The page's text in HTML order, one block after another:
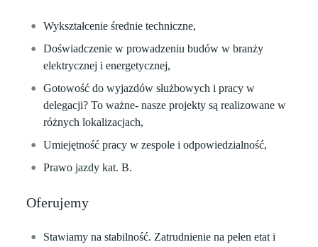
Wykształcenie średnie techniczne,
Doświadczenie w prowadzeniu budów w branży
elektrycznej i energetycznej,
Gotowość do wyjazdów służbowych i pracy w
delegacji? To ważne- nasze projekty są realizowane w
różnych lokalizacjach,
Umiejętność pracy w zespole i odpowiedzialność,
Prawo jazdy kat. B.
Oferujemy
Stawiamy na stabilność. Zatrudnienie na pełen etat i